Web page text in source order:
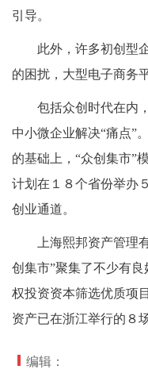
引导。
此外，许多初创型企
的困扰，大型电子商务
包括众创时代在内，
中小微企业解决“痛点”
的基础上，“众创集市”
计划在１８个省份举办
创业通道。
上海熙邦资产管理有
创集市”聚集了不少有
权投资资本筛选优质项
资产已在浙江举行的８
编辑：